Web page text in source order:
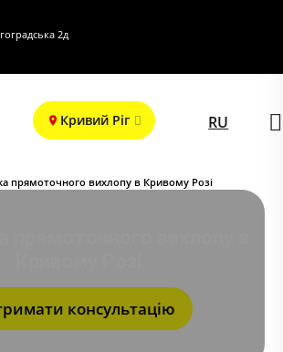
2д
Кривий Ріг RU
прямоточного вихлопу в Кривому Розі
консультацію